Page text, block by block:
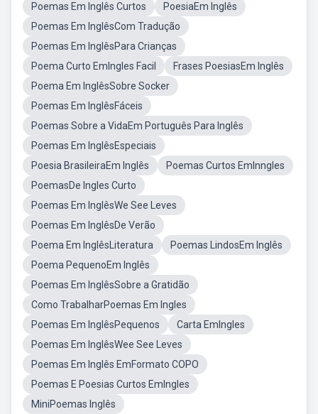
Poemas Em Inglês Curtos
PoesiaEm Inglês
Poemas Em InglêsCom Tradução
Poemas Em InglêsPara Crianças
Poema Curto EmIngles Facil
Frases PoesiasEm Inglês
Poema Em InglêsSobre Socker
Poemas Em InglêsFáceis
Poemas Sobre a VidaEm Português Para Inglês
Poemas Em InglêsEspeciais
Poesia BrasileiraEm Inglês
Poemas Curtos EmInngles
PoemasDe Ingles Curto
Poemas Em InglêsWe See Leves
Poemas Em InglêsDe Verão
Poema Em InglêsLiteratura
Poemas LindosEm Inglês
Poema PequenoEm Inglês
Poemas Em InglêsSobre a Gratidão
Como TrabalharPoemas Em Ingles
Poemas Em InglêsPequenos
Carta EmIngles
Poemas Em InglêsWee See Leves
Poemas Em Inglês EmFormato COPO
Poemas E Poesias Curtos EmIngles
MiniPoemas Inglês